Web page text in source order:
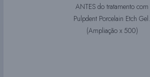
ANTES do tratamento com
Pulpdent Porcelain Etch Gel.
(Ampliação x 500)